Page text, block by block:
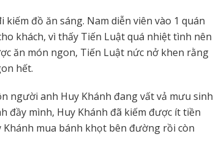
đồ ăn sáng. Nam diễn viên vào 1 quán
khách, vì thấy Tiến Luật quá nhiệt tình nên
ăn món ngon, Tiến Luật nức nở khen rằng
hết.
người anh Huy Khánh đang vất vả mưu sinh
đầy mình, Huy Khánh đã kiếm được ít tiền
Khánh mua bánh khọt bên đường rồi còn